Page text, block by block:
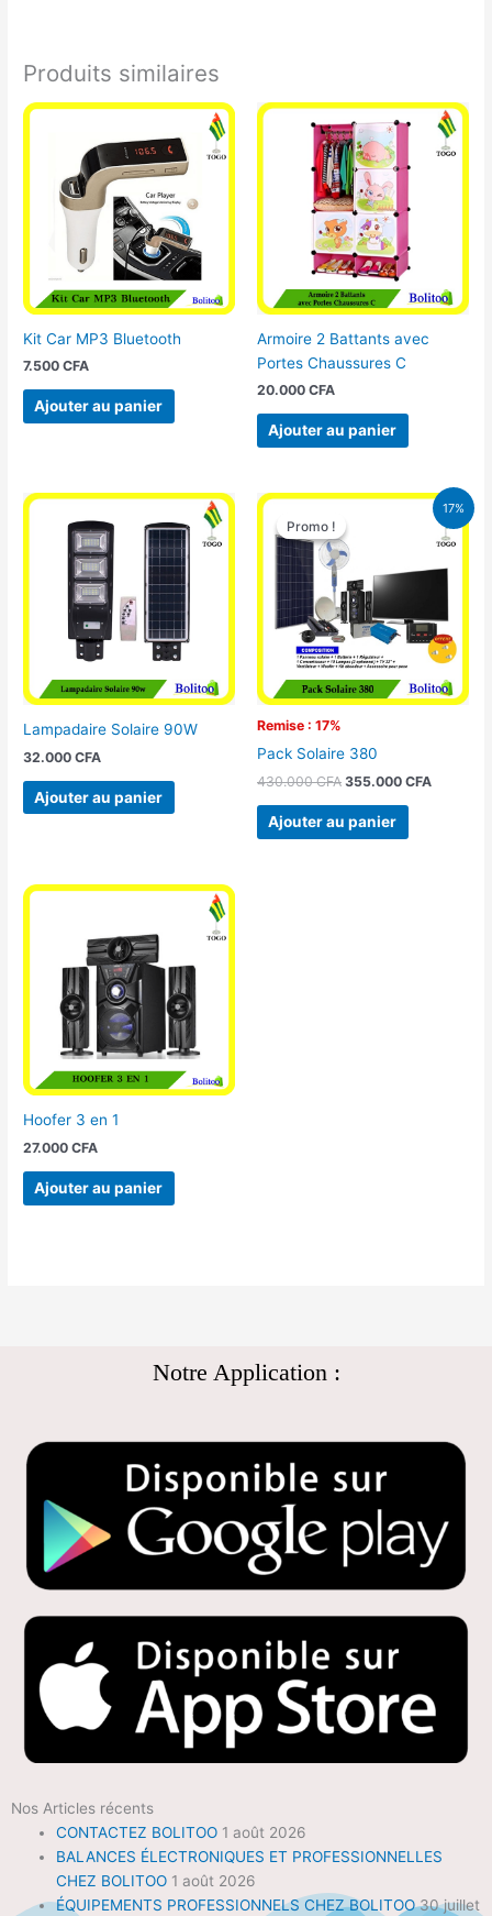
Produits similaires
Kit Car MP3 Bluetooth
7.500CFA
Ajouter au panier
Armoire 2 Battants avec
Portes Chaussures C
20.000 CFA
Ajouter au panier
Lampadaire Solaire 90W
32.000CFA
Ajouter au panier
17%
Promo !
Remise : 17%
Promo !
Pack Solaire 380
430.000CFA
Le
initial
était :
430.000 CFA.
355.000 CFA
Le
prix
actuel
355.000
Ajouter au panier
Hoofer 3 en 1
27.000CFA
Ajouter au panier
Notre Application :
Nos Articles récents
CONTACTEZ BOLITOO 1 août 2026
BALANCES ÉLECTRONIQUES ET PROFESSIONNELLES
CHEZ BOLITOO 1 août 2026
ÉQUIPEMENTS PROFESSIONNELS CHEZ BOLITOO 30 juillet